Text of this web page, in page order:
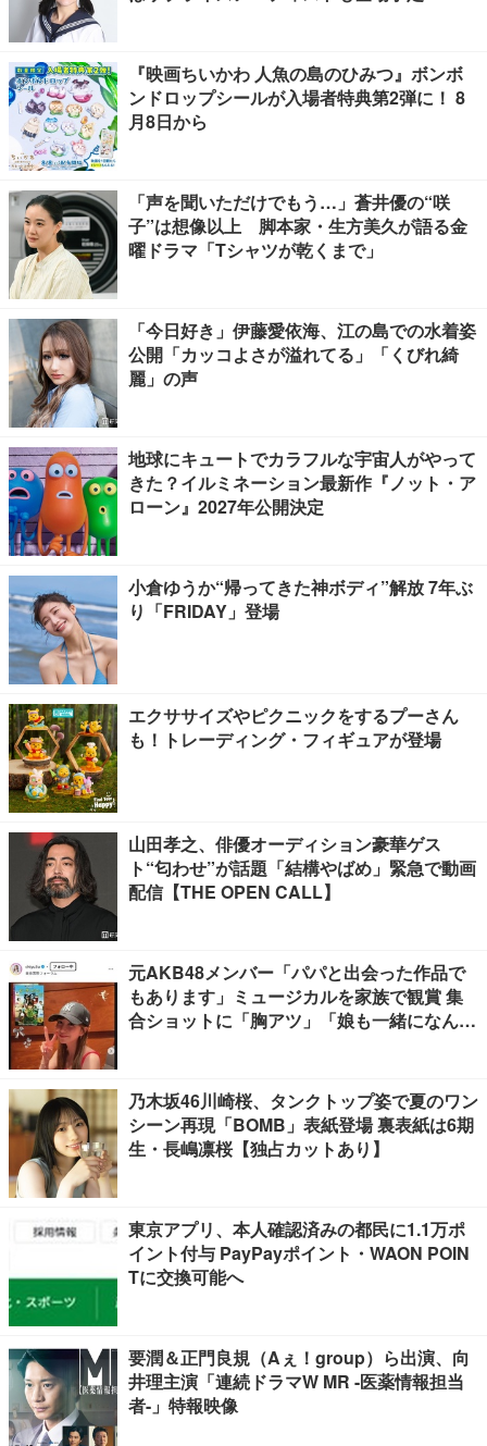
『映画ちいかわ 人魚の島のひみつ』ボンボ
ンドロップシールが入場者特典第2弾に！ 8
月8日から
「声を聞いただけでもう…」蒼井優の“咲
子”は想像以上 脚本家・生方美久が語る金
曜ドラマ「Tシャツが乾くまで」
「今日好き」伊藤愛依海、江の島での水着姿
公開「カッコよさが溢れてる」「くびれ綺
麗」の声
地球にキュートでカラフルな宇宙人がやって
きた？イルミネーション最新作『ノット・ア
ローン』2027年公開決定
小倉ゆうか“帰ってきた神ボディ”解放 7年ぶ
り「FRIDAY」登場
エクササイズやピクニックをするプーさん
も！トレーディング・フィギュアが登場
山田孝之、俳優オーディション豪華ゲス
ト“匂わせ”が話題「結構やばめ」緊急で動画
配信【THE OPEN CALL】
元AKB48メンバー「パパと出会った作品で
もあります」ミュージカルを家族で観賞 集
合ショットに「胸アツ」「娘も一緒になんて
乃木坂46川崎桜、タンクトップ姿で夏のワン
シーン再現「BOMB」表紙登場 裏表紙は6期
生・長嶋凛桜【独占カットあり】
東京アプリ、本人確認済みの都民に1.1万ポ
イント付与 PayPayポイント・WAON POIN
Tに交換可能へ
要潤＆正門良規（Aぇ！group）ら出演、向
井理主演「連続ドラマW MR -医薬情報担当
者-」特報映像